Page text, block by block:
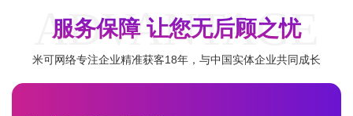
服务保障 让您无后顾之忧
ADVANTAGE
米可网络专注企业精准获客18年，与中国实体企业共同成长